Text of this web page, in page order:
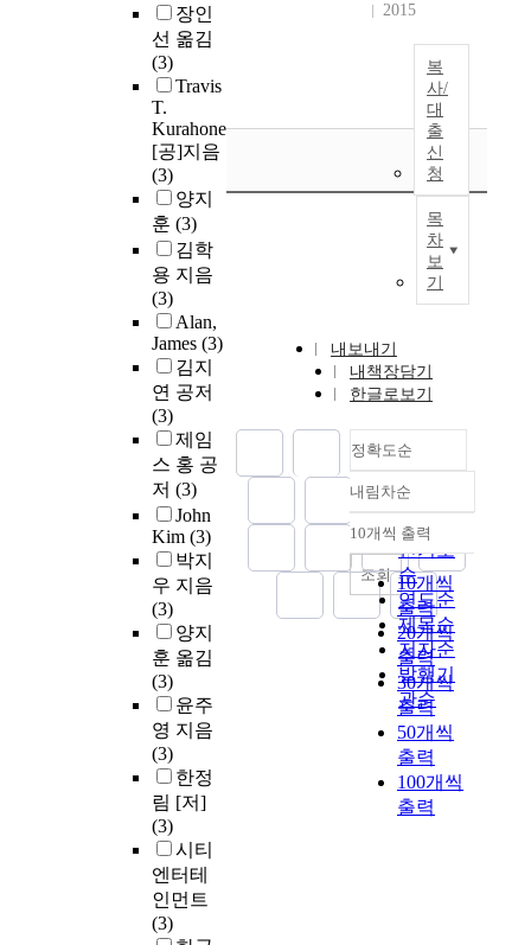
장인
선 옮김
(3)
Travis
T.
Kurahone
[공]지음
(3)
양지
훈 (3)
김학
용 지음
(3)
Alan,
James (3)
김지
연 공저
(3)
제임
스 홍 공
저 (3)
John
Kim (3)
박지
우 지음
(3)
양지
훈 옮김
(3)
윤주
영 지음
(3)
한정
림 [저]
(3)
시티
엔터테
인먼트
(3)
2015
복
사/
대
출
신
청
목
차
보
기
내보내기
내책장담기
한글로보기
정확도순
정확도
순
인기도
순
연도순
제목순
저자순
발행기
관순
내림차순
내림차순
10개씩 출력
10개씩
출력
20개씩
출력
30개씩
출력
50개씩
출력
100개씩
출력
조회